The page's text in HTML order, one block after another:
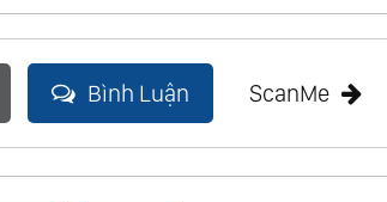
Bình Luận ScanMe